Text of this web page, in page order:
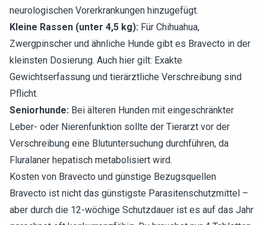
neurologischen Vorerkrankungen hinzugefügt.
Kleine Rassen (unter 4,5 kg): Für Chihuahua,
Zwergpinscher und ähnliche Hunde gibt es Bravecto in der
kleinsten Dosierung. Auch hier gilt: Exakte
Gewichtserfassung und tierärztliche Verschreibung sind
Pflicht.
Seniorhunde: Bei älteren Hunden mit eingeschränkter
Leber- oder Nierenfunktion sollte der Tierarzt vor der
Verschreibung eine Blutuntersuchung durchführen, da
Fluralaner hepatisch metabolisiert wird.
Kosten von Bravecto und günstige Bezugsquellen
Bravecto ist nicht das günstigste Parasitenschutzmittel –
aber durch die 12-wöchige Schutzdauer ist es auf das Jahr